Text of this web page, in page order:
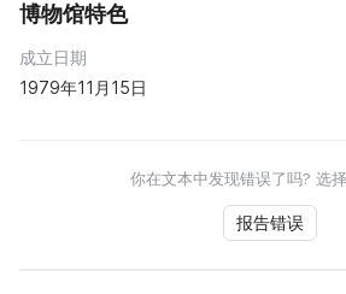
博物馆特色
成立日期
1979年11月15日
你在文本中发现错误了吗? 选
报告错误